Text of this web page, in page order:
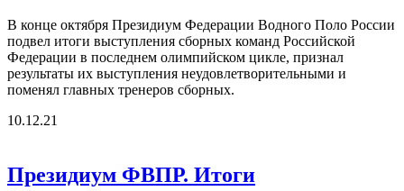
В конце октября Президиум Федерации Водного Поло России
подвел итоги выступления сборных команд Российской
Федерации в последнем олимпийском цикле, признал
результаты их выступления неудовлетворительными и
поменял главных тренеров сборных.
10.12.21
Президиум ФВПР. Итоги